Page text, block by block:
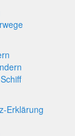
Erklärung